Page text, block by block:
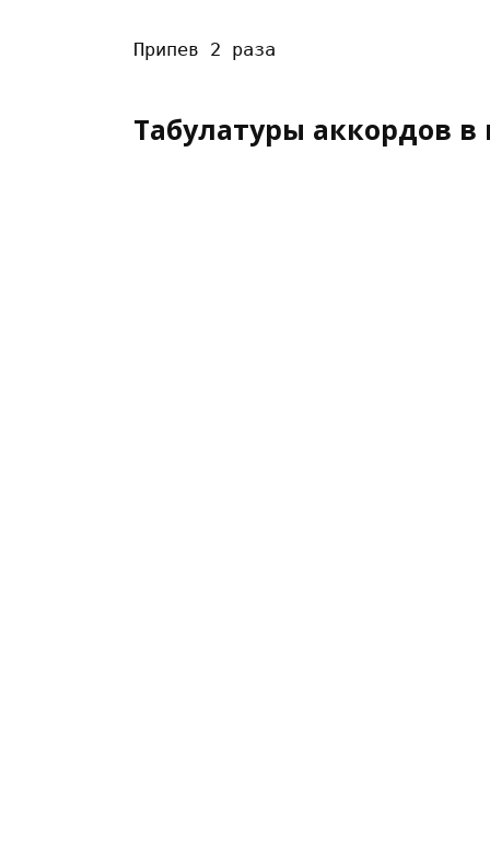
Табулатуры аккордов в